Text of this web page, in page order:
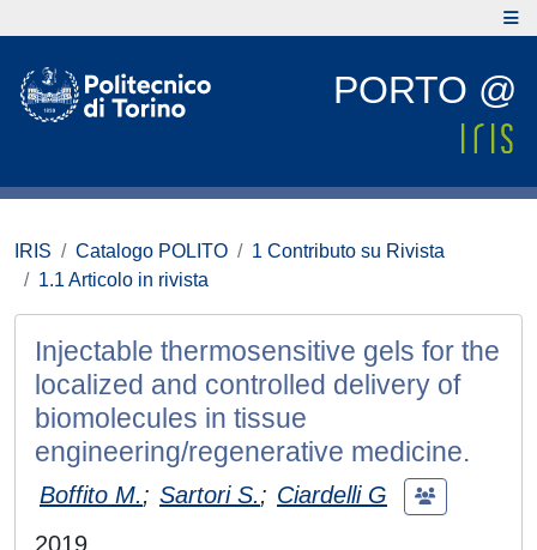
PORTO @
IRIS Catalogo POLITO
1 Contributo su Rivista
1.1 Articolo in rivista
Injectable thermosensitive gels for the
localized and controlled delivery of
biomolecules in tissue
engineering/regenerative medicine.
Boffito M.; Sartori S.; Ciardelli G
2019